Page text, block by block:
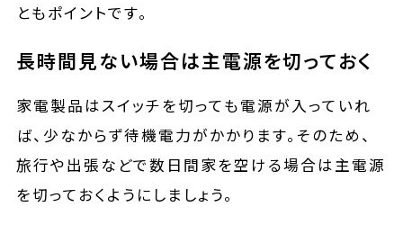
ともポイントです。
長時間見ない場合は主電源を切っておく
家電製品はスイッチを切っても電源が入っていれ
ば、少なからず待機電力がかかります。そのため、
旅行や出張などで数日間家を空ける場合は主電源
を切っておくようにしましょう。